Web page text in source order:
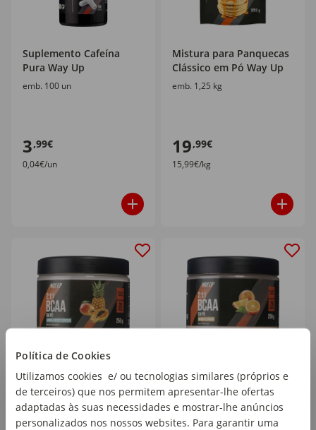
Política de Cookies
Utilizamos cookies e/ ou tecnologias similares (próprios e
de terceiros) que nos permitem apresentar-lhe ofertas
adaptadas às suas necessidades e mostrar-lhe anúncios
personalizados nos nossos websites. Para garantir uma
Suplemento Cafeína
Pura Way Up
emb. 100 un
3,99€
0,04€/un
Mistura para Panquecas
Clássico em Pó Way Up
emb. 1,25 kg
19,99€
15,99€/kg
Suplemento Alimentar
BCAA Frutos Tropicais
Way Up
emb. 250 gr
Suplemento Alimentar
BCAA Laranja Way Up
emb. 250 gr